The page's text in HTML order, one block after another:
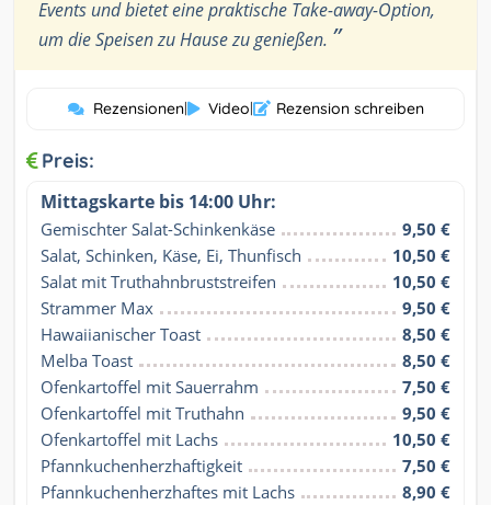
Events und bietet eine praktische Take-away-Option,
um die Speisen zu Hause zu genießen. ”
Rezensionen| Video| Rezension schreiben
Preis:
Mittagskarte bis 14:00 Uhr:
Gemischter Salat-Schinkenkäse
9,50 €
Salat, Schinken, Käse, Ei, Thunfisch
10,50 €
Salat mit Truthahnbruststreifen
10,50 €
Strammer Max
9,50 €
Hawaiianischer Toast
8,50 €
Melba Toast
8,50 €
Ofenkartoffel mit Sauerrahm
7,50 €
Ofenkartoffel mit Truthahn
9,50 €
Ofenkartoffel mit Lachs
10,50 €
Pfannkuchenherzhaftigkeit
7,50 €
Pfannkuchenherzhaftes mit Lachs
8,90 €